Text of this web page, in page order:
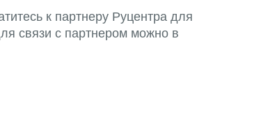
к партнеру Руцентра для
связи с партнером можно в